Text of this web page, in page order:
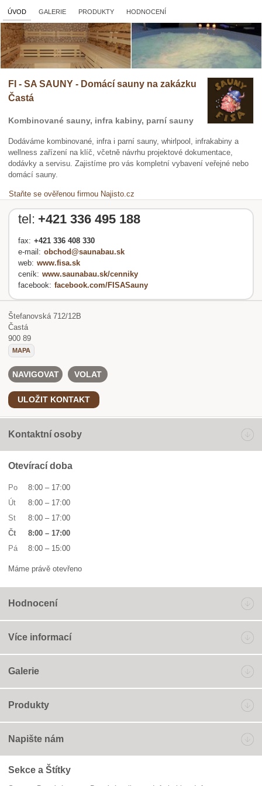
ÚVOD GALERIE PRODUKTY HODNOCENÍ
FI - SA SAUNY - Domácí sauny na zakázku
Častá
Kombinované sauny, infra kabiny, parní sauny
Dodáváme kombinované, infra i parní sauny, whirlpool, infrakabiny a
wellness zařízení na klíč, včetně návrhu projektové dokumentace,
dodávky a servisu. Zajistíme pro vás kompletní vybavení veřejné nebo
domácí sauny.
Staňte se ověřenou firmou Najisto.cz
tel: +421 336 495 188
fax: +421 336 408 330
e-mail: obchod@saunabau.sk
web: www.fisa.sk
ceník: www.saunabau.sk/cenniky
facebook: facebook.com/FISASauny
Štefanovská 712/12B
Častá
900 89
MAPA
NAVIGOVAT VOLAT
ULOŽIT KONTAKT
Kontaktní osoby
Otevírací doba
Po 8:00 – 17:00
Út
8:00 – 17:00
St
8:00 – 17:00
Čt
8:00 – 17:00
Pá
8:00 – 15:00
Máme právě otevřeno
Hodnocení
Více informací
Galerie
Produkty
Napište nám
Sekce a Štítky